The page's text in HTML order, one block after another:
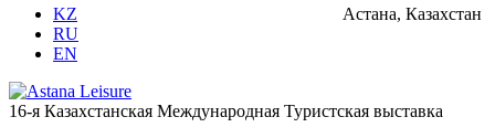
Астана, Казахстан
KZ
RU
EN
16-я Казахстанская Международная Туристская выставка